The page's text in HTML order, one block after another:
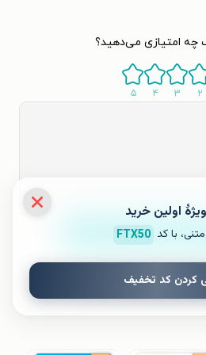
چه امتیازی می‌دهید؟
۲ ۳ ۴ ۵
ثبت نظر
کتاب ثبت نشده است.
با کد FTX50
کردن کد تخفیف